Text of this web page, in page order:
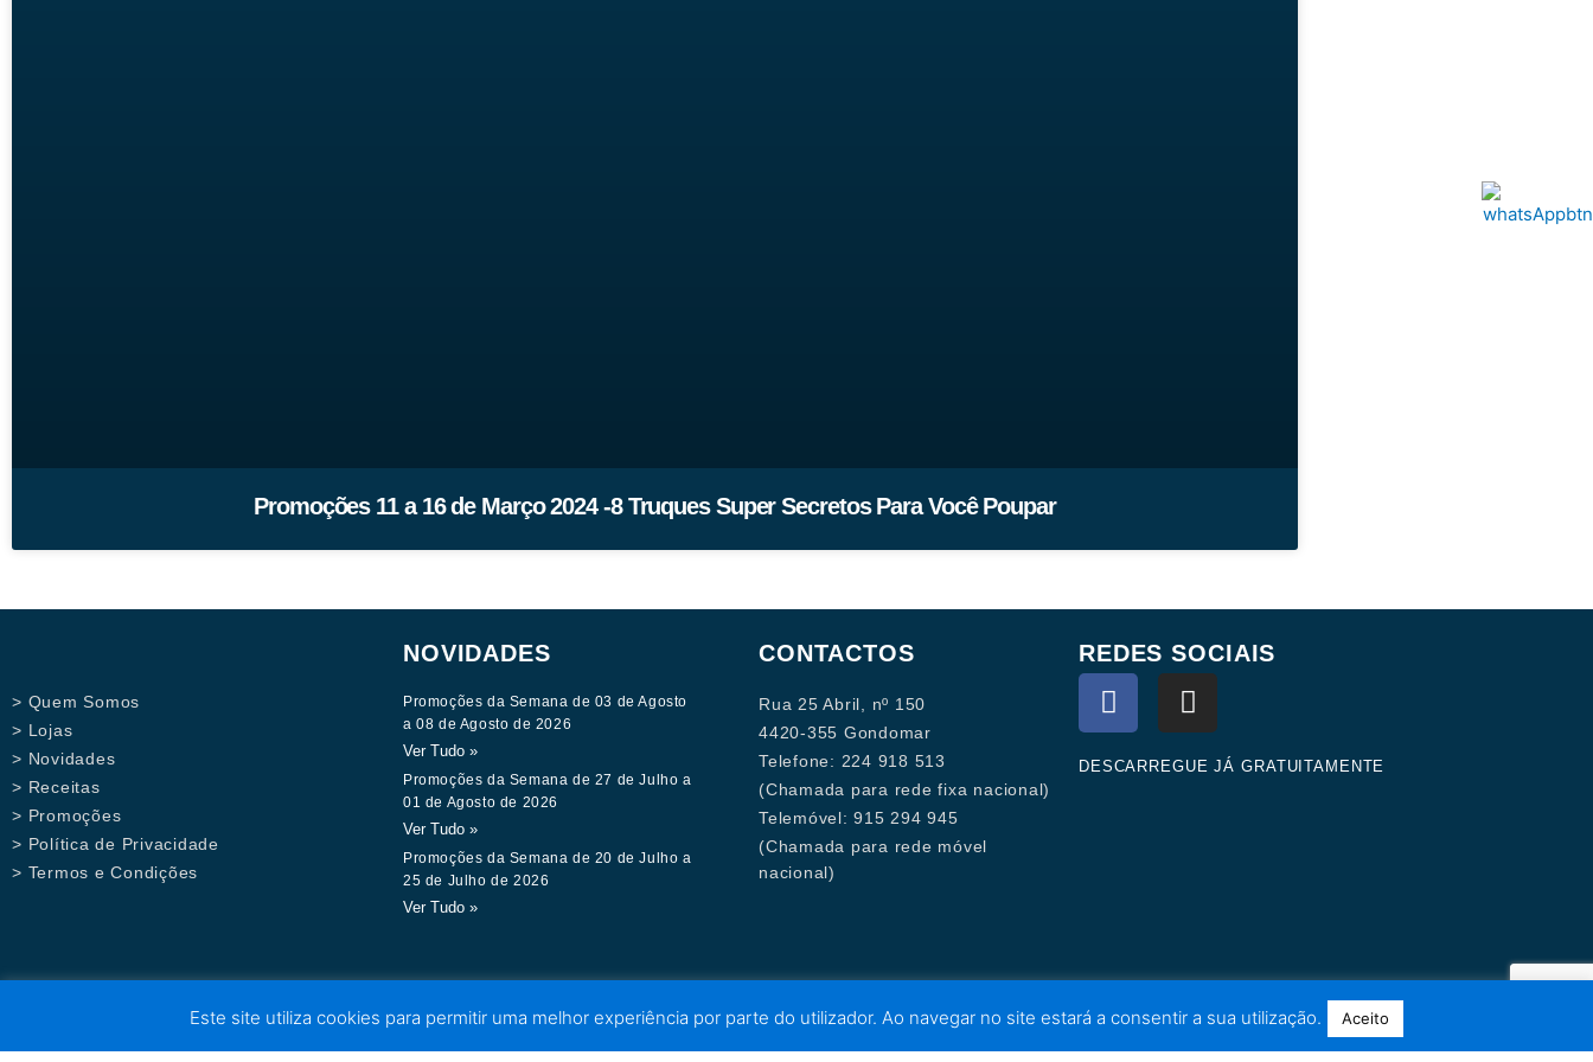
Promoções 11 a 16 de Março 2024 -8 Truques Super Secretos Para Você Poupar
> Quem Somos
> Lojas
> Novidades
> Receitas
> Promoções
> Política de Privacidade
> Termos e Condições
NOVIDADES
Promoções da Semana de 03 de Agosto
a 08 de Agosto de 2026
Ver Tudo »
Promoções da Semana de 27 de Julho a
01 de Agosto de 2026
Ver Tudo »
Promoções da Semana de 20 de Julho a
25 de Julho de 2026
Ver Tudo »
CONTACTOS
Rua 25 Abril, nº 150
4420-355 Gondomar
Telefone: 224 918 513
(Chamada para rede fixa nacional)
Telemóvel: 915 294 945
(Chamada para rede móvel
nacional)
REDES SOCIAIS
F
a
c
e
I
n
s
t
DESCARREGUE JÁ GRATUITAMENTE
Este site utiliza cookies para permitir uma melhor experiência por parte do utilizador. Ao navegar no site estará a consentir a sua utilização. Aceito